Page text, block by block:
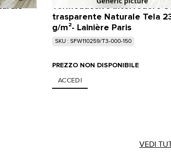
Termoadesivo interfodere
trasparente Naturale Tela
g/m²- Lainière Paris
SKU : SFW110259/T3-000-150
PREZZO NON DISPONIBILE
ACCEDI
VEDI